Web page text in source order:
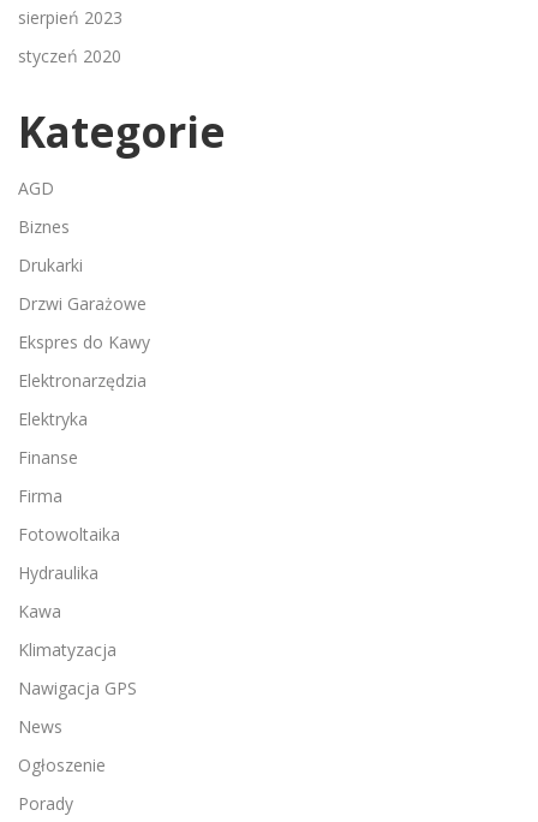
sierpień 2023
styczeń 2020
Kategorie
AGD
Biznes
Drukarki
Drzwi Garażowe
Ekspres do Kawy
Elektronarzędzia
Elektryka
Finanse
Firma
Fotowoltaika
Hydraulika
Kawa
Klimatyzacja
Nawigacja GPS
News
Ogłoszenie
Porady